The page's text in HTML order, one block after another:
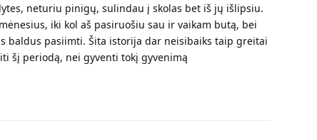
neturiu pinigų, sulindau į skolas bet iš jų išlipsiu.
iki kol aš pasiruošiu sau ir vaikam butą, bei
baldus pasiimti. Šita istorija dar neisibaiks taip greitai
šį periodą, nei gyventi tokį gyvenimą